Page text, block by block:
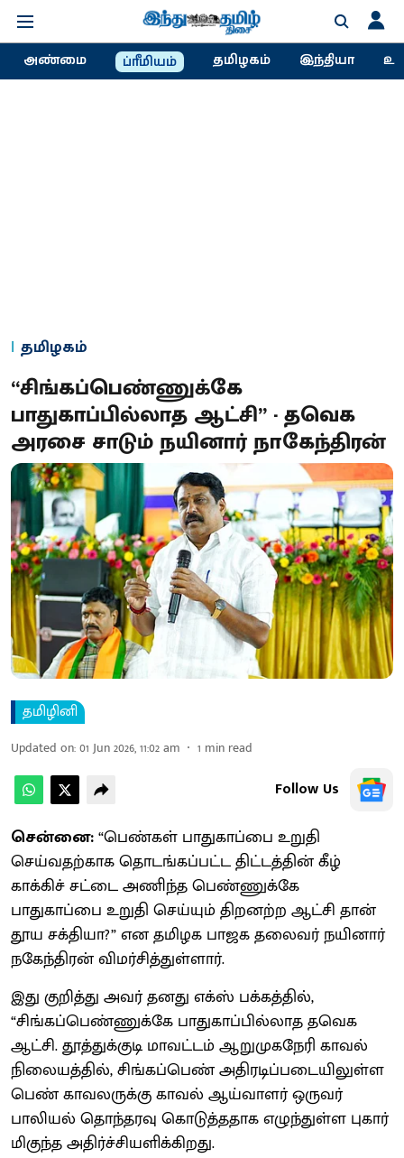
அண்மை ப்ரீமியம் தமிழகம் இந்தியா
தமிழகம்
“சிங்கப்பெண்ணுக்கே
பாதுகாப்பில்லாத ஆட்சி” - தவெக
அரசை சாடும் நயினார் நாகேந்திரன்
தமிழினி
Updated on:01 Jun 2026, 11:02 am 1 min read
Follow Us
சென்னை:“பெண்கள் பாதுகாப்பை உறுதி
செய்வதற்காக தொடங்கப்பட்ட திட்டத்தின் கீழ்
காக்கிச் சட்டை அணிந்த பெண்ணுக்கே
பாதுகாப்பை உறுதி செய்யும் திறனற்ற ஆட்சி தான்
தூய சக்தியா?” என தமிழக பாஜக தலைவர் நயினார்
நகேந்திரன் விமர்சித்துள்ளார்.
இது குறித்து அவர் தனது எக்ஸ் பக்கத்தில்,
“சிங்கப்பெண்ணுக்கே பாதுகாப்பில்லாத தவெக
ஆட்சி. தூத்துக்குடி மாவட்டம் ஆறுமுகநேரி காவல்
நிலையத்தில், சிங்கப்பெண் அதிரடிப்படையிலுள்ள
பெண் காவலருக்கு காவல் ஆய்வாளர் ஒருவர்
பாலியல் தொந்தரவு கொடுத்ததாக எழுந்துள்ள புகார்
மிகுந்த அதிர்ச்சியளிக்கிறது.